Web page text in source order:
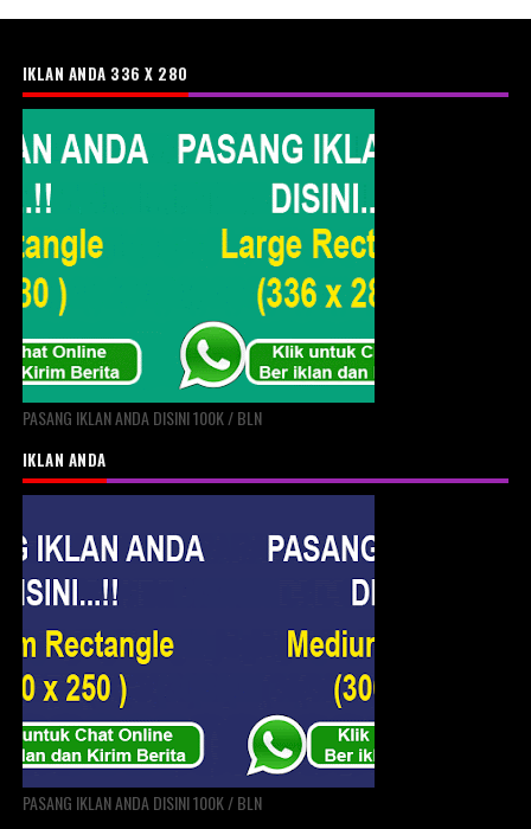
IKLAN ANDA 336 X 280
PASANG IKLAN ANDA DISINI 100K / BLN
IKLAN ANDA
PASANG IKLAN ANDA DISINI 100K / BLN